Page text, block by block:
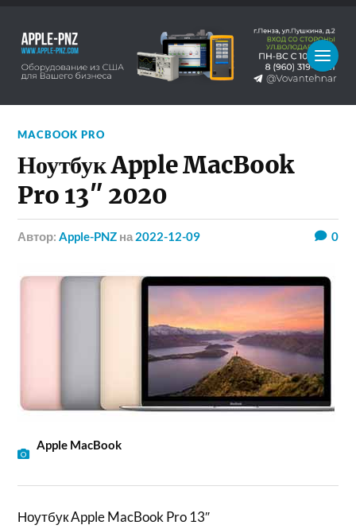
MACBOOK PRO
Ноутбук Apple MacBook
Pro 13″ 2020
Автор:Apple-PNZ на 2022-12-09 0
Apple MacBook
Ноутбук Apple MacBook Pro 13″